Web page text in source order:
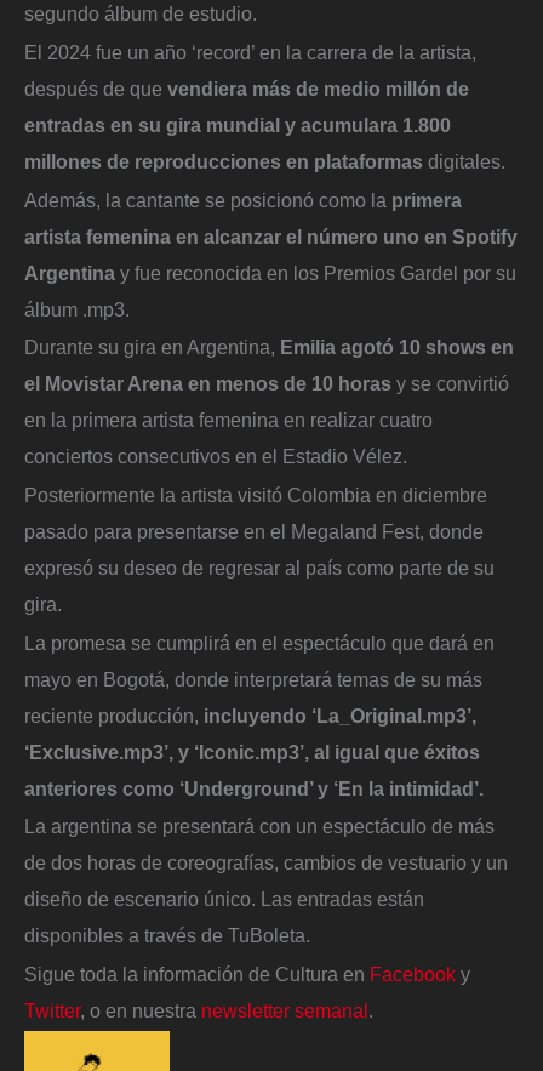
segundo álbum de estudio.
El 2024 fue un año ‘record’ en la carrera de la artista,
después de que vendiera más de medio millón de
entradas en su gira mundial y acumulara 1.800
millones de reproducciones en plataformas digitales.
Además, la cantante se posicionó como la primera
artista femenina en alcanzar el número uno en Spotify
Argentina y fue reconocida en los Premios Gardel por su
álbum .mp3.
Durante su gira en Argentina, Emilia agotó 10 shows en
el Movistar Arena en menos de 10 horas y se convirtió
en la primera artista femenina en realizar cuatro
conciertos consecutivos en el Estadio Vélez.
Posteriormente la artista visitó Colombia en diciembre
pasado para presentarse en el Megaland Fest, donde
expresó su deseo de regresar al país como parte de su
gira.
La promesa se cumplirá en el espectáculo que dará en
mayo en Bogotá, donde interpretará temas de su más
reciente producción, incluyendo ‘La_Original.mp3’,
‘Exclusive.mp3’, y ‘Iconic.mp3’, al igual que éxitos
anteriores como ‘Underground’ y ‘En la intimidad’.
La argentina se presentará con un espectáculo de más
de dos horas de coreografías, cambios de vestuario y un
diseño de escenario único. Las entradas están
disponibles a través de TuBoleta.
Sigue toda la información de Cultura en Facebook y
Twitter, o en nuestra newsletter semanal.